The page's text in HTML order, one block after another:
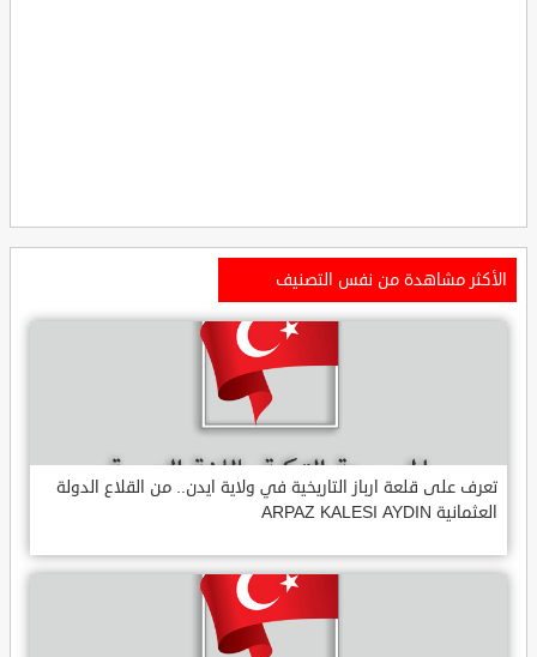
الأكثر مشاهدة من نفس التصنيف
تعرف على قلعة ارباز التاريخية في ولاية ايدن.. من القلاع الدولة
العثمانية ARPAZ KALESI AYDIN